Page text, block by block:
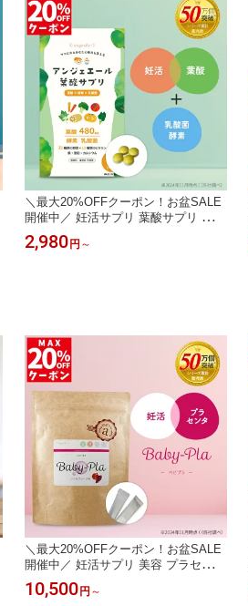
＼最大20%OFFクーポン！お盆SALE
開催中／ 妊活サプリ 葉酸サプリ 妊活
乳酸菌 酵素 妊娠 妊娠中 子育て 授乳
中 葉酸 野菜 ビタミン カルシウム 亜
2,980 円 ～
＼最大20%OFFクーポン！お盆SALE
開催中／ 妊活サプリ 美容 プラセンタ
ゼリー 馬プラセンタ ざくろ マカ ロ
ーヤルゼリー ルイボス茶 保存料 着色
10,500 円 ～